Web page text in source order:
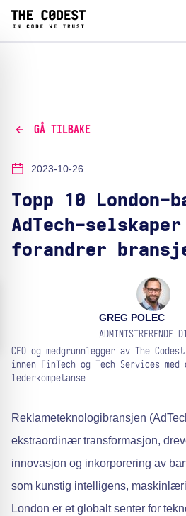
GÅ TILBAKE
2023-10-26
Topp 10 London-
AdTech-selskaper
forandrer
GREG POLEC
ADMINISTRERENDE
CEO og medgrunnlegger av The
innen FinTech og Tech Services med
lederkompetanse.
Reklameteknologibransjen
ekstraordinær transformasjon,
innovasjon og inkorporering av
som kunstig intelligens,
London er et globalt senter for